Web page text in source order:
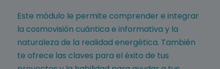
Este módulo le permite comprender e integrar
la cosmovisión cuántica e informativa y la
naturaleza de la realidad energética. También
te ofrece las claves para el éxito de tus